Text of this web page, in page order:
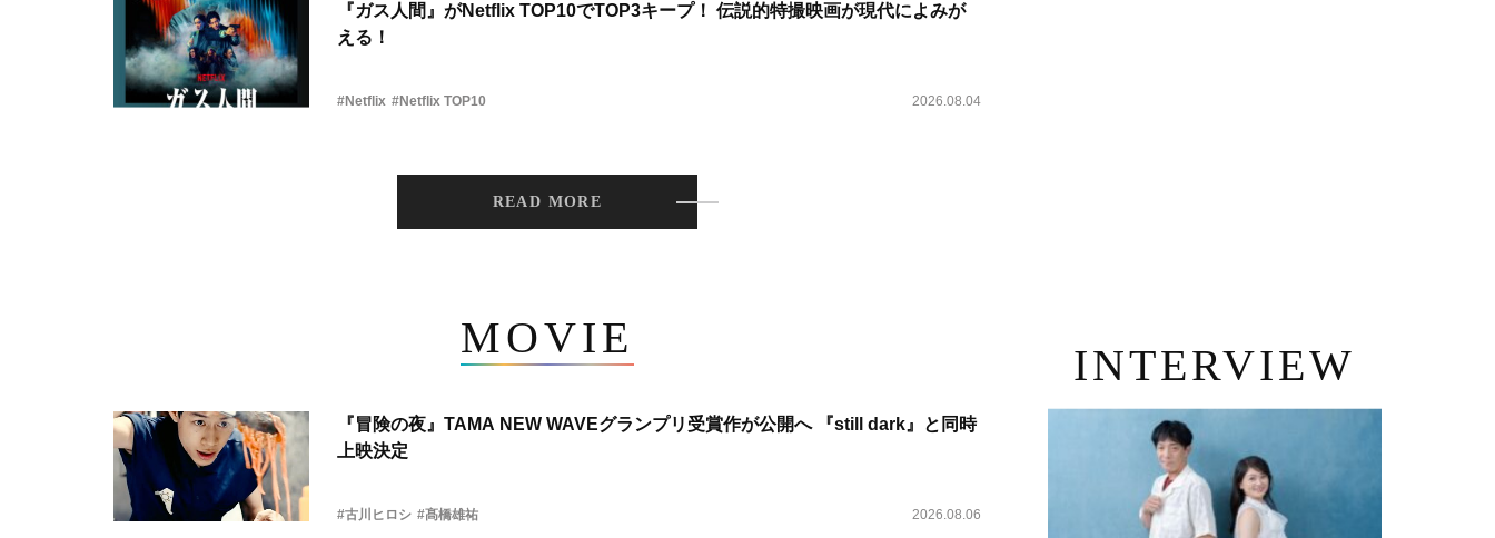
『ガス人間』がNetflix TOP10でTOP3キープ！ 伝説的特撮映画が現代によみが
える！
#Netflix #Netflix TOP10 2026.08.04
READ MORE
MOVIE
『冒険の夜』TAMA NEW WAVEグランプリ受賞作が公開へ 『still dark』と同時
上映決定
#古川ヒロシ #髙橋雄祐 2026.08.06
INTERVIEW